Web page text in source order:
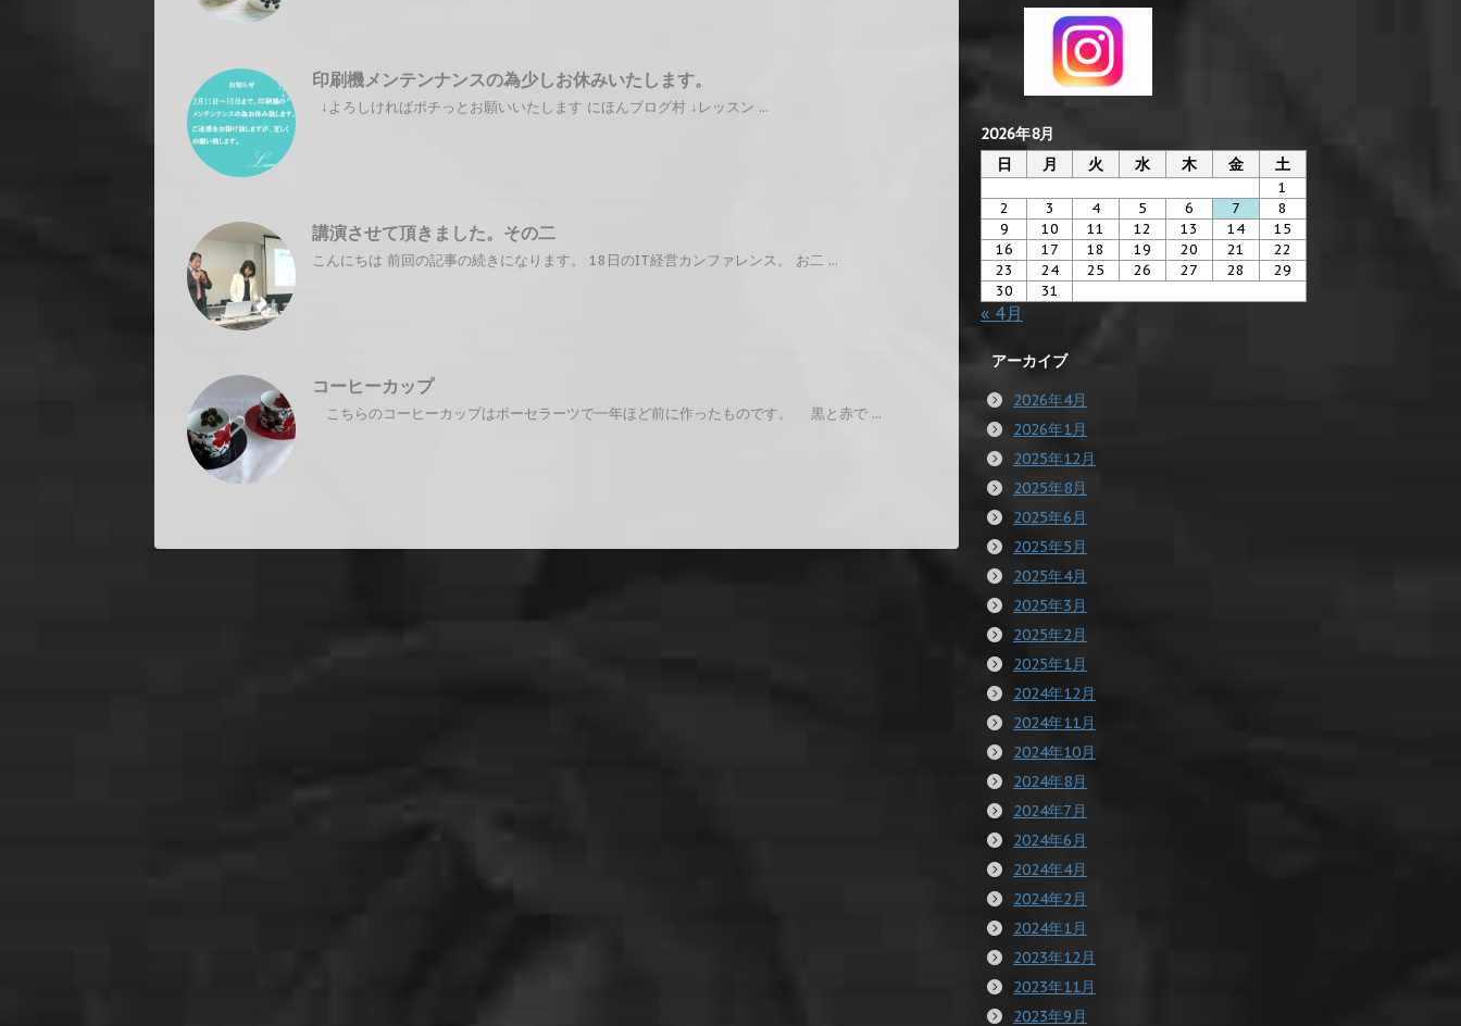
印刷機メンテンナンスの為少しお休みいたします。
↓よろしければポチっとお願いいたします にほんブログ村 ↓レッスン ...
講演させて頂きました。その二
こんにちは 前回の記事の続きになります。 18日のIT経営カンファレンス。 お二 ...
コーヒーカップ
こちらのコーヒーカップはポーセラーツで一年ほど前に作ったものです。 黒と赤で ...
2026年8月
日
月 火 水 木 金 土
1
2
3 4 5 6 7
8
9
10 11 12 13 14
15
16
17 18 19 20 21
22
23
24 25 26 27 28
29
30
31
« 4月
アーカイブ
2026年4月
2026年1月
2025年12月
2025年8月
2025年6月
2025年5月
2025年4月
2025年3月
2025年2月
2025年1月
2024年12月
2024年11月
2024年10月
2024年8月
2024年7月
2024年6月
2024年4月
2024年2月
2024年1月
2023年12月
2023年11月
2023年9月